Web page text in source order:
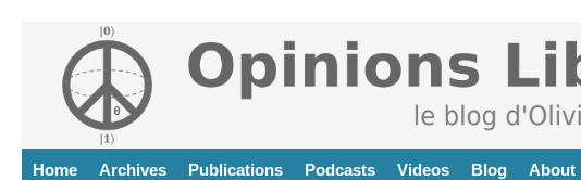
Home Archives Publications Podcasts Videos Blog About